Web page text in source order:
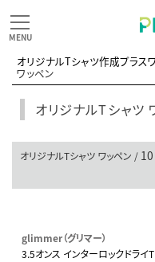
オリジナルTシャツ作成プラス
ワッペン
オリジナルTシャツ
オリジナルTシャツ ワッペン / 10
glimmer（グリマー）
3.5オンス インターロックドライ